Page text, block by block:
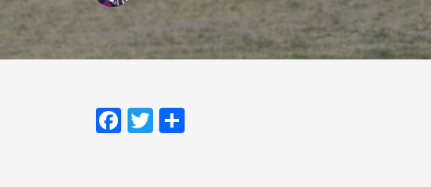
Facebook
Twitter